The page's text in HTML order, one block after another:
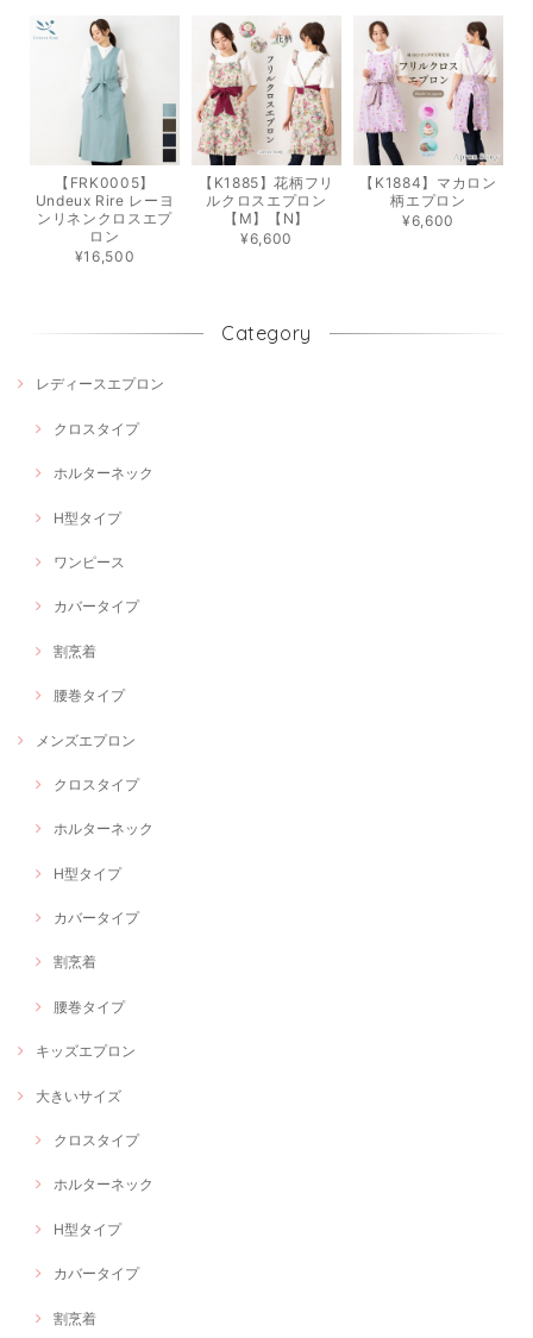
【FRK0005】
Undeux Rire レーヨ
ンリネンクロスエプ
ロン
¥16,500
【K1885】花柄フリ
ルクロスエプロン
【M】【N】
¥6,600
【K1884】マカロン
柄エプロン
¥6,600
Category
レディースエプロン
クロスタイプ
ホルターネック
H型タイプ
ワンピース
カバータイプ
割烹着
腰巻タイプ
メンズエプロン
クロスタイプ
ホルターネック
H型タイプ
カバータイプ
割烹着
腰巻タイプ
キッズエプロン
大きいサイズ
クロスタイプ
ホルターネック
H型タイプ
カバータイプ
割烹着